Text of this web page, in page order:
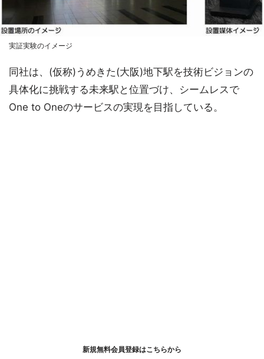
実証実験のイメージ
同社は、(仮称)うめきた(大阪)地下駅を技術ビジョンの
具体化に挑戦する未来駅と位置づけ、シームレスで
One to Oneのサービスの実現を目指している。
新規無料会員登録はこちらから